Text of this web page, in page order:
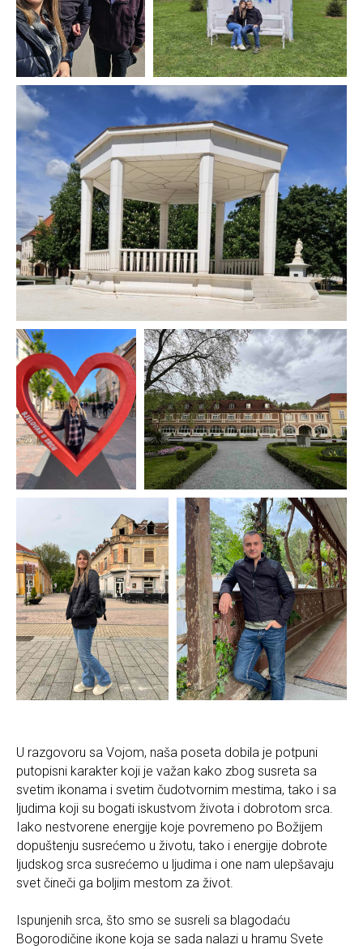
U razgovoru sa Vojom, naša poseta dobila je potpuni
putopisni karakter koji je važan kako zbog susreta sa
svetim ikonama i svetim čudotvornim mestima, tako i sa
ljudima koji su bogati iskustvom života i dobrotom srca.
Iako nestvorene energije koje povremeno po Božijem
dopuštenju susrećemo u životu, tako i energije dobrote
ljudskog srca susrećemo u ljudima i one nam ulepšavaju
svet čineči ga boljim mestom za život.
Ispunjenih srca, što smo se susreli sa blagodaću
Bogorodičine ikone koja se sada nalazi u hramu Svete